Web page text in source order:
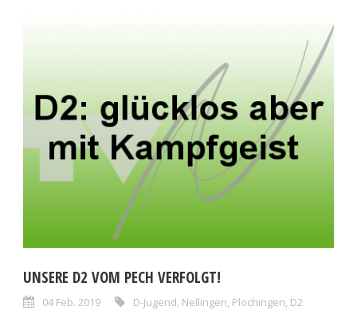
UNSERE D2 VOM PECH VERFOLGT!
04 Feb. 2019 D-Jugend, Nellingen, Plochingen, D2